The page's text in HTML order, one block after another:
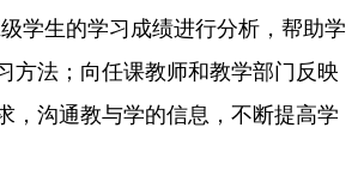
学生的学习成绩进行分析，帮助学
方法；向任课教师和教学部门反映
，沟通教与学的信息，不断提高学